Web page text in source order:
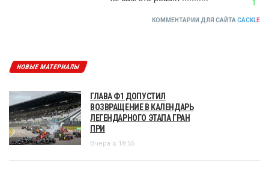
КОММЕНТАРИИ ДЛЯ САЙТА CACKLE
НОВЫЕ МАТЕРИАЛЫ
ГЛАВА Ф1 ДОПУСТИЛ
ВОЗВРАЩЕНИЕ В КАЛЕНДАРЬ
ЛЕГЕНДАРНОГО ЭТАПА ГРАН
ПРИ
Вчера в 18:55